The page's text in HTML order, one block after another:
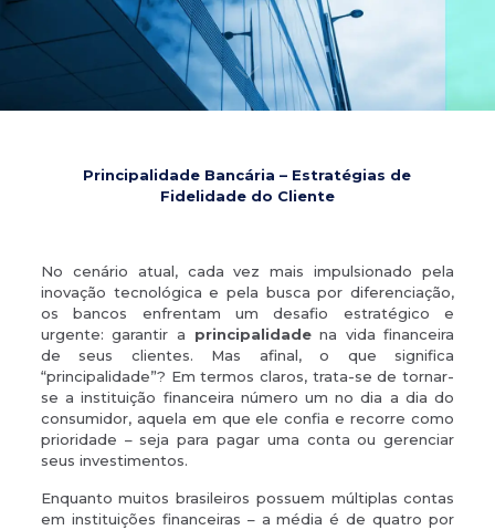
Principalidade Bancária – Estratégias de
Fidelidade do Cliente
No cenário atual, cada vez mais impulsionado pela
inovação tecnológica e pela busca por diferenciação,
os bancos enfrentam um desafio estratégico e
urgente: garantir a principalidadena vida financeira
de seus clientes. Mas afinal, o que significa
“principalidade”? Em termos claros, trata-se de tornar-
se a instituição financeira número um no dia a dia do
consumidor, aquela em que ele confia e recorre como
prioridade – seja para pagar uma conta ou gerenciar
seus investimentos.
Enquanto muitos brasileiros possuem múltiplas contas
em instituições financeiras – a média é de quatro por